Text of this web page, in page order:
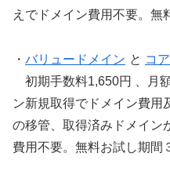
えでドメイン費用不要。無
・ バリュードメイン と コ
初期手数料1,650円 、月
ン新規取得でドメイン費用
の移管、取得済みドメイン
費用不要。無料お試し期間